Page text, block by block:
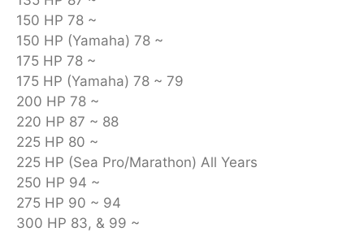
150 HP 78 ~
150 HP (Yamaha) 78 ~
175 HP 78 ~
175 HP (Yamaha) 78 ~ 79
200 HP 78 ~
220 HP 87 ~ 88
225 HP 80 ~
225 HP (Sea Pro/Marathon) All Years
250 HP 94 ~
275 HP 90 ~ 94
300 HP 83, & 99 ~